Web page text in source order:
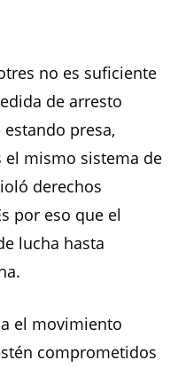
no es suficiente
de arresto
presa,
el mismo sistema de
derechos
por eso que el
lucha hasta
el movimiento
comprometidos